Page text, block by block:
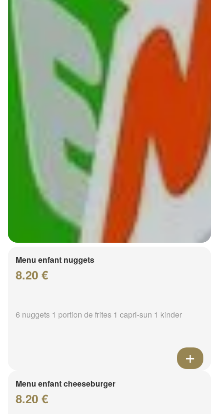
Menu enfant nuggets
8.20 €
6 nuggets 1 portion de frites 1 capri-sun 1 kinder
Menu enfant cheeseburger
8.20 €